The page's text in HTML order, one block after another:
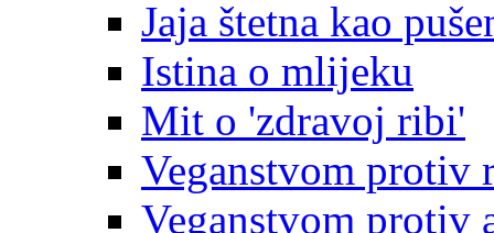
Jaja štetna kao
Istina o mlijeku
Mit o 'zdravoj ribi'
Veganstvom protiv
Veganstvom protiv